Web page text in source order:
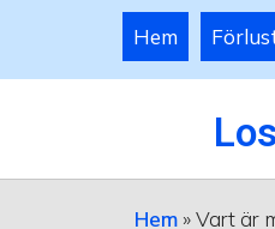
Hem
Hem »Vart är